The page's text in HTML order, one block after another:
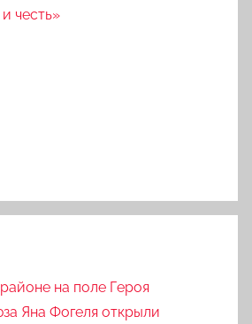
честь»
на поле Героя
Яна Фогеля открыли